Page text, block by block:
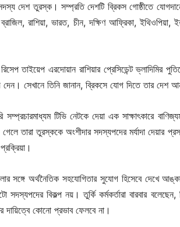
দেশ তুরস্ক। সম্প্রতি দেশটি ব্রিকস গোষ্ঠীতে
রাশিয়া, ভারত, চীন, দক্ষিণ আফ্রিকা,
তাইয়েপ এরদোয়ান রাশিয়ার প্রেসিডেন্ট ভ্লাদিমির
সেখানে তিনি জানান, ব্রিকসে যোগ দিতে তার দেশ
টিভি নেটকে দেয়া এক সাক্ষাৎকারে
তারা তুরস্ককে অংশীদার সদস্যপদের মর্যাদা দেয়ার
সঙ্গে অর্থনৈতিক সহযোগিতার সুযোগ হিসেবে দেখে
সদস্যপদের বিকল্প নয়। তুর্কি কর্মকর্তারা বারবার
দায়িত্বে কোনো প্রভাব ফেলবে না।